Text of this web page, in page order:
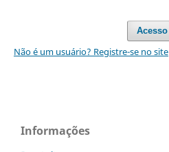
Acesso
Não é um usuário? Registre-se no site
Informações